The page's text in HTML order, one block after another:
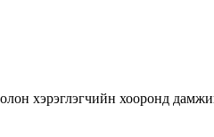
хэрэглэгчийн хооронд